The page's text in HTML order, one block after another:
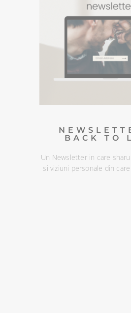
Descopera podcasturile
meditatiile din canalul Spotify
BACK TO
Un Newsletter in care
si viziuni personale din
BACK TO
Un Newsletter in care
experiente si viziuni
care te poti inspira.
dezabona